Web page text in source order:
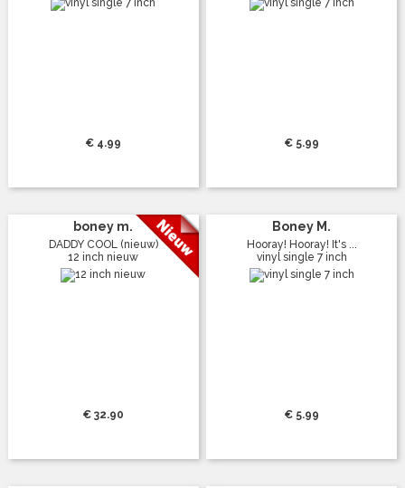
€ 4.99 € 5.99
boney m.
DADDY COOL (nieuw)
12 inch nieuw
€ 32.90
Boney M.
Hooray! Hooray! It's ...
vinyl single 7 inch
€ 5.99